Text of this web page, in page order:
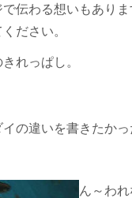
伝わる想いもあり
ださい。
れっぱし。
の違いを書きたか
ん～わ